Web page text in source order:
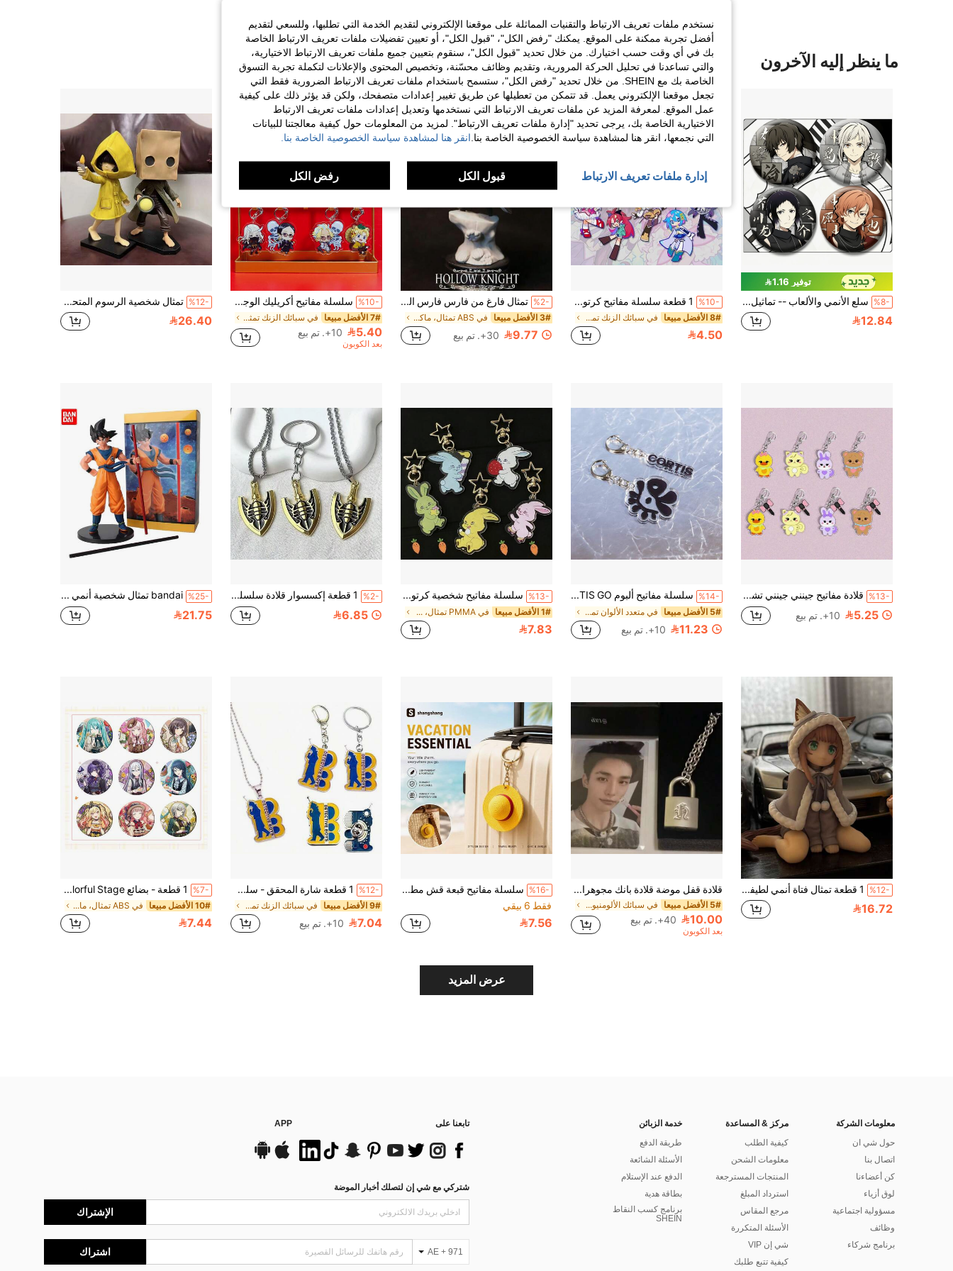
ما ينظر إليه الآخرون
توفير 1.16
%8- سلع الأنمي والألعاب -- تماثيل، لوازم التنكر، تمائم، منصات عرض، عناصر ديكورية، دبابيس/شارات، ملصقات الشخصيات، إكسسوارات ديكورية -- مناسبة كهدايا
12.84
%10- 1 قطعة سلسلة مفاتيح كرتون أنمي، سلسلة مفاتيح أكريليك أنمي الوجه، إكسسوار سلسلة مفاتيح فاخر للحقيبة، هدية محبي الأنمي للعائلة والأصدقاء، هدية عيد الميلاد/عيد الهالوين/
8# الأفضل مبيعا في سبائك الزنك تمثال، ماكيت، وتمثال نصفي مجسمات ال
4.50
%2- تمثال فارغ من فارس فارس الفارس ، تمثال تذكاري هدية ديكور
3# الأفضل مبيعا في ABS تمثال، ماكيت، وتمثال نصفي مجسمات الحركة
9.77 30+. تم بيع
%10- سلسلة مفاتيح أكريليك الوجه من أنمي طوكيو ريفينجرز - سلسلة مفاتيح كرتونية جميلة لحقيبة، حقيبة السفر، قلادة الهاتف وزينة السيارة
7# الأفضل مبيعا في سبائك الزنك تمثال، ماكيت، وتمثال نصفي مجسمات ال
5.40 10+. تم بيع
بعد الكوبون
%12- تمثال شخصية الرسوم المتحركة مونو رقم 6 من Little Nightmare، ديكور مكتبي للجمع، هدية عيد الميلاد والهالوين
26.40
%13- قلادة مفاتيح جينني جينني تشايونغ ليز، هدية للطلاب، هدية عيد الميلاد، هدية عيد الفصح، هدية تذكارية، لعبة، وصول جديد، الأكثر مبيعًا، الأكثر مبيعًا، منتج جديد، لعبة وصول جديد، لعبة تنكر، لعبة إبداعية
5.25 10+. تم بيع
%14- سلسلة مفاتيح ألبوم C0RTIS GO! هدية دعم المعجبين بالموضة ما تريده رحلة السعادة Kpop، C0RTIS / ألبوم GO! / الموضة / ما تريده / رحلة السعادة / Kpop / سلسلة مفاتيح / هدية / بضاعة
5# الأفضل مبيعا في متعدد الألوان تمثال، ماكيت، وتمثال نصفي مجسمات
11.23 10+. تم بيع
%13- سلسلة مفاتيح شخصية كرتونية جينز جديدة، هارين، هاني، دانييل، مينجي، هاي إين، دمية حيوان ناعمة، قلادة ظريفة لحقيبة الظهر الطالبية، تميمة لحقيبة سلسلة المفاتيح للصديق المقرب، هدية عيد ميلاد، هدية عطلة
1# الأفضل مبيعا في PMMA تمثال، ماكيت، وتمثال نصفي مجسمات الحركة
7.83
%2- 1 قطعة إكسسوار قلادة سلسلة مفاتيح لعبة نموذج من سلع الأفلام والتلفزيون هدية عيد ميلاد هدية عطلة هدية مثالية لعبة
6.85
%25- bandai تمثال شخصية أنمي كاكاروت سوبر من مادة PVC، مجسم أكشن قابل للجمع، قطعة ديكور وهدية | هدية مثالية لعيد الهالوين - عيد الميلاد والذكرى السنوية والتخرج والعودة للمدرسة وموسم الزفاف والعطلات، قطعة عرض للمعجبين والمجمعين، هدية حفلة بموضوع أنمي وإكسسوار تنكري، هدية قابلة للجمع، مقتنيات أنمي للبالغين
21.75
%12- 1 قطعة تمثال فتاة أنمي لطيفة جالسة مع أذني قطة وردية من الفاصوليا وعباءة بغطاء رأس - 3.54 بوصة من مادة PVC قابلة للجمع، ألوان مختلطة، هدية محمولة متينة، مناسبة لعشاق الأنمي، ديكور المنزل، تمثال أنمي، تصميم حيوي
16.72
قلادة قفل موضة قلادة بانك مجوهرات موضة كورية هدية عيد ميلاد الصديقة
5# الأفضل مبيعا في سبائك الألومنيوم ألعاب قابلة للتجميع
10.00 40+. تم بيع
بعد الكوبون
%16-
سلسلة مفاتيح قبعة قش مطاطية قطعة واحدة الأكثر مبيعاً لعام 2026، لعبة فدجيت بملمس واقعي، تعليقة حقيبة، حلقة مفاتيح سيارة، قلادة حقيبة ظهر، زينة مكتب، مناسبة لعشاق الأنمي، مثالية للسفر والمكتب والمنزل وعيد الفصح وعيد الأم وعيد الأب وموسم التخرج، هدية عيد ميلاد مثالية
فقط 6 بيقي
7.56
%12- 1 قطعة شارة المحقق - سلسلة مفاتيح المحقق - طراز معدني كامل - دعامة تنكرية - ديكور المنزل - سلسلة مفاتيح الحقيبة الظهرية - هدية عيد الميلاد/العطلات - هدية هالوين - هدية عيد الميلاد - هدية - لعبة
9# الأفضل مبيعا في سبائك الزنك تمثال، ماكيت، وتمثال نصفي مجسمات ال
7.04 10+. تم بيع
%7- 1 قطعة - بضائع Project Sekai: Colorful Stage! - - ساكي تينما - رين كاجامين - لين كاجامين - تمثال أنمي - سلسلة مفاتيح أنمي - إيتشيكا هوشينو - تعليقات حقيبة - هدية عيد الميلاد - هدية هالوين - هدية ليلة عيد الميلاد - عيد الفصح
10# الأفضل مبيعا في ABS تمثال، ماكيت، وتمثال نصفي مجسمات الحركة
7.44
عرض المزيد
معلومات الشركة
حول شي ان
اتصال بنا
كن أعضاءنا
لوق أزياء
مسؤولية اجتماعية
وظائف
برنامج شركاء
مركز & المساعدة
كيفية الطلب
معلومات الشحن
المنتجات المسترجعة
استرداد المبلغ
مرجع المقاس
الأسئلة المتكررة
شي إن VIP
كيفية تتبع طلبك
خدمة الزبائن
طريقة الدفع
الأسئلة الشائعة
الدفع عند الإستلام
بطاقة هدية
برنامج كسب النقاط
SHEIN
تابعنا على APP
شتركي مع شي إن لتصلك أخبار الموضة
الإشتراك
AE + 971 اشتراك
نستخدم ملفات تعريف الارتباط والتقنيات المماثلة على موقعنا الإلكتروني لتقديم الخدمة التي تطلبها، وللسعي لتقديم
أفضل تجربة ممكنة على الموقع. يمكنك "رفض الكل"، "قبول الكل"، أو تعيين تفضيلات ملفات تعريف الارتباط الخاصة
بك في أي وقت حسب اختيارك. من خلال تحديد "قبول الكل"، سنقوم بتعيين جميع ملفات تعريف الارتباط الاختيارية،
والتي تساعدنا في تحليل الحركة المرورية، وتقديم وظائف محسّنة، وتخصيص المحتوى والإعلانات لتكملة تجربة التسوق
الخاصة بك مع SHEIN. من خلال تحديد "رفض الكل"، ستسمح باستخدام ملفات تعريف الارتباط الضرورية فقط التي
تجعل موقعنا الإلكتروني يعمل. قد تتمكن من تعطيلها عن طريق تغيير إعدادات متصفحك، ولكن قد يؤثر ذلك على كيفية
عمل الموقع. لمعرفة المزيد عن ملفات تعريف الارتباط التي نستخدمها وتعديل إعدادات ملفات تعريف الارتباط
الاختيارية الخاصة بك، يرجى تحديد "إدارة ملفات تعريف الارتباط". لمزيد من المعلومات حول كيفية معالجتنا للبيانات
التي نجمعها، انقر هنا لمشاهدة سياسة الخصوصية الخاصة بنا. انقر هنا لمشاهدة سياسة الخصوصية الخاصة بنا.
إدارة ملفات تعريف الارتباط قبول الكل رفض الكل